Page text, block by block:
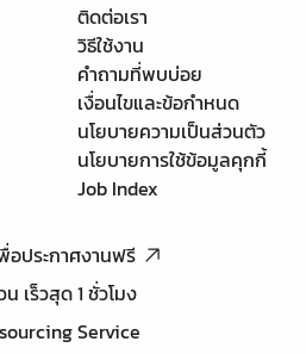
ติดต่อเรา
วิธีใช้งาน
คำถามที่พบบ่อย
เงื่อนไขและข้อกำหนด
นโยบายความเป็นส่วนตัว
นโยบายการใช้ข้อมูลคุกกี้
Job Index
อประกาศงานฟรี
เร็วสุด 1 ชั่วโมง
Service